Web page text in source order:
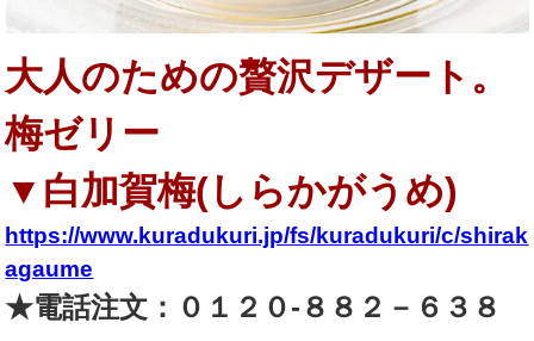
大人のための贅沢デザート。
梅ゼリー
▼ 白加賀梅(しらかがうめ)
https://www.kuradukuri.jp/fs/kuradukuri/c/shirak
agaume
★電話注文：０１２０-８８２－６３８